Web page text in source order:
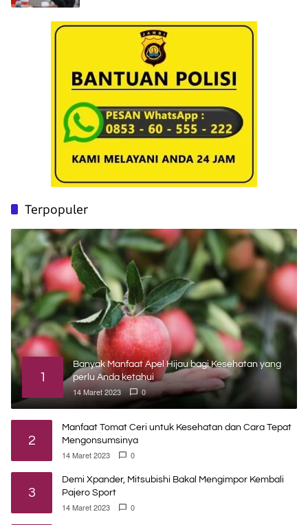
Terpopuler
1
Banyak Manfaat Apel Hijau bagi Kesehatan yang
perlu Anda ketahui
14 Maret 2023 0
2
Manfaat Tomat Ceri untuk Kesehatan dan Cara Tepat
Mengonsumsinya
14 Maret 2023 0
3
Demi Xpander, Mitsubishi Bakal Mengimpor Kembali
Pajero Sport
14 Maret 2023 0